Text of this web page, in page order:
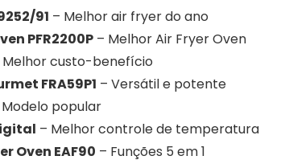
91 – Melhor air fryer do ano
PFR2200P – Melhor Air Fryer Oven
Melhor custo-benefício
FRA59P1 – Versátil e potente
popular
– Melhor controle de temperatura
Oven EAF90 – Funções 5 em 1